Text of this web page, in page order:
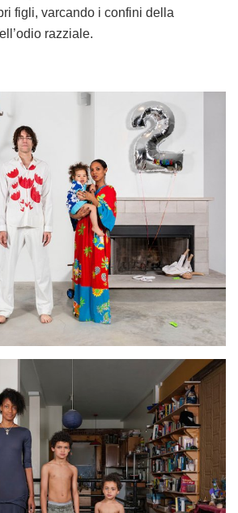
figli, varcando i confini della
razziale.